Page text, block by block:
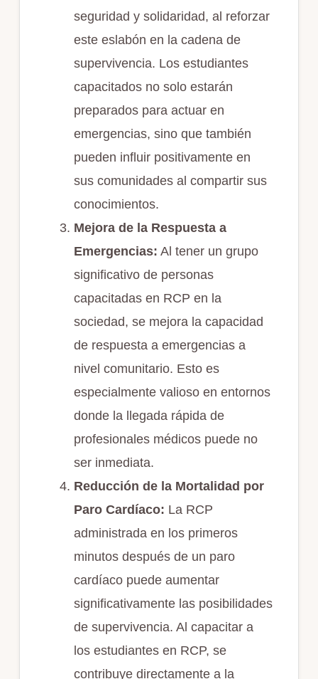
seguridad y solidaridad, al reforzar
este eslabón en la cadena de
supervivencia. Los estudiantes
capacitados no solo estarán
preparados para actuar en
emergencias, sino que también
pueden influir positivamente en
sus comunidades al compartir sus
conocimientos.
Mejora de la Respuesta a
Emergencias: Al tener un grupo
significativo de personas
capacitadas en RCP en la
sociedad, se mejora la capacidad
de respuesta a emergencias a
nivel comunitario. Esto es
especialmente valioso en entornos
donde la llegada rápida de
profesionales médicos puede no
ser inmediata.
Reducción de la Mortalidad por
Paro Cardíaco: La RCP
administrada en los primeros
minutos después de un paro
cardíaco puede aumentar
significativamente las posibilidades
de supervivencia. Al capacitar a
los estudiantes en RCP, se
contribuye directamente a la